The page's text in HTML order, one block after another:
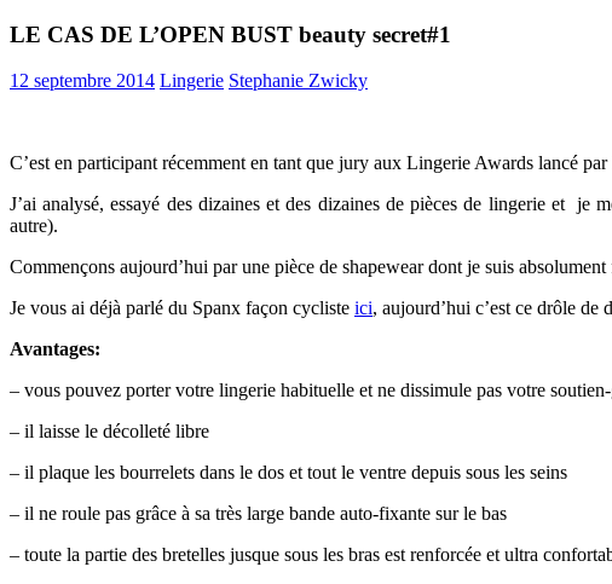
LE CAS DE L’OPEN BUST beauty secret#1
12 septembre 2014 Lingerie Stephanie Zwicky
C’est en participant récemment en tant que jury aux Lingerie Awards lancé
J’ai analysé, essayé des dizaines et des dizaines de pièces de lingerie etje
autre).
Commençons aujourd’hui par une pièce de shapewear dont je suis
Je vous ai déjà parlé du Spanx façon cycliste ici, aujourd’hui c’est ce drôle de
Avantages:
– vous pouvez porter votre lingerie habituelle et ne dissimule pas votre
– il laisse le décolleté libre
– il plaque les bourrelets dans le dos et tout le ventre depuis sous les seins
– il ne roule pas grâce à sa très large bande auto-fixante sur le bas
– toute la partie des bretelles jusque sous les bras est renforcée et ultra